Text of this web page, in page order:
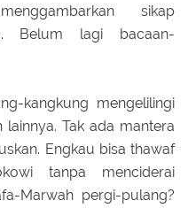
sikap
Belum lagi bacaan-
kangkung mengelilingi
Tak ada mantera
Engkau bisa thawaf
tanpa menciderai
Marwah pergi-pulang?